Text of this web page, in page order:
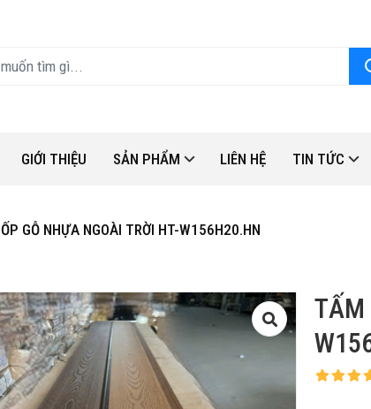
GIỚI THIỆU SẢN PHẨM LIÊN HỆ TIN TỨC
GỖ NHỰA NGOÀI TRỜI HT-W156H20.HN
TẤM